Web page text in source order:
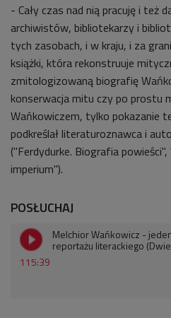
- Cały czas nad nią pracuję i też
archiwistów, bibliotekarzy i
tych zasobach, i w kraju, i za
książki, która rekonstruuje
zmitologizowaną biografię
konserwacja mitu czy po prostu
Wańkowiczem, tylko pokazanie
podkreślał literaturoznawca i
("Ferdydurke. Biografia
imperium").
POSŁUCHAJ
115:39
Melchior Wańkowicz -
reportażu literackiego